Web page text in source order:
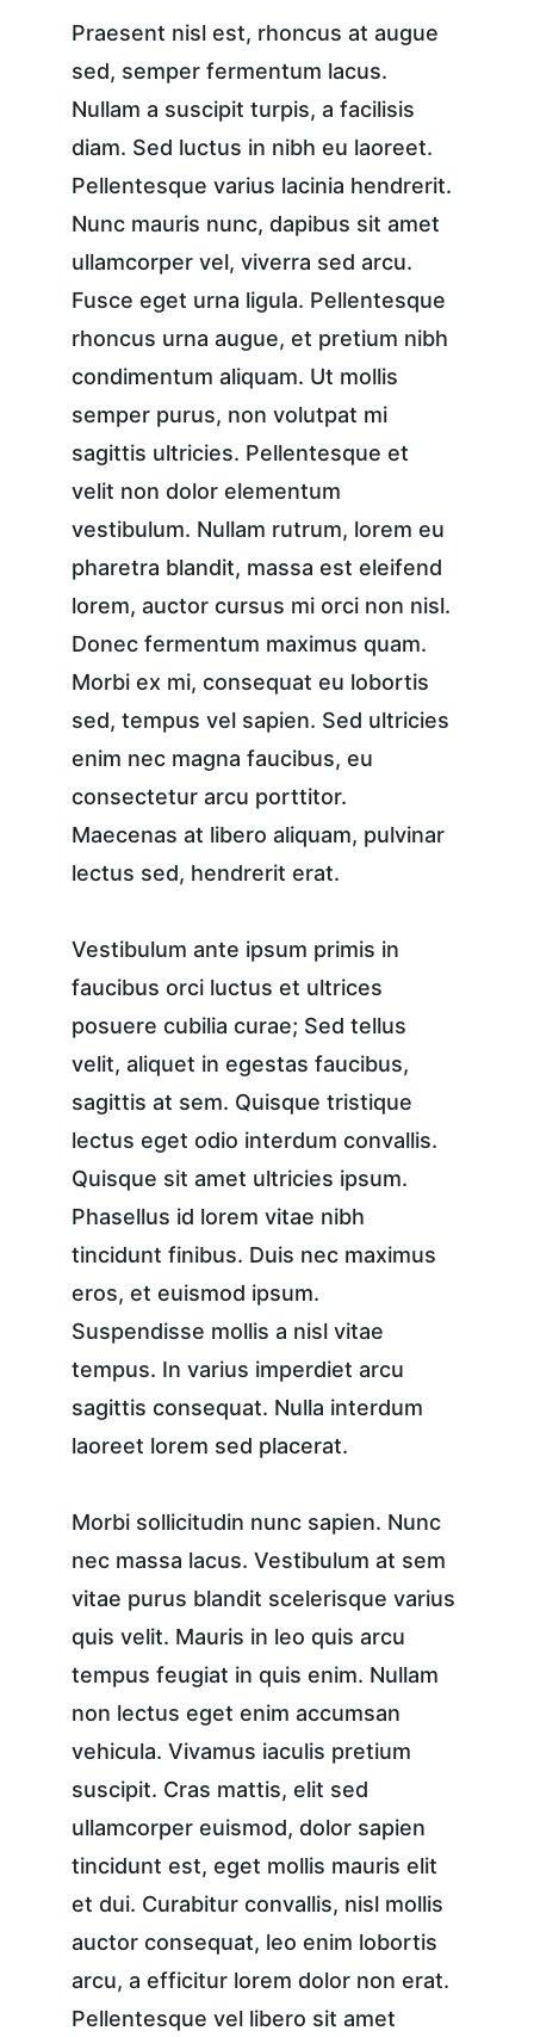
Praesent nisl est, rhoncus at augue
sed, semper fermentum lacus.
Nullam a suscipit turpis, a facilisis
diam. Sed luctus in nibh eu laoreet.
Pellentesque varius lacinia hendrerit.
Nunc mauris nunc, dapibus sit amet
ullamcorper vel, viverra sed arcu.
Fusce eget urna ligula. Pellentesque
rhoncus urna augue, et pretium nibh
condimentum aliquam. Ut mollis
semper purus, non volutpat mi
sagittis ultricies. Pellentesque et
velit non dolor elementum
vestibulum. Nullam rutrum, lorem eu
pharetra blandit, massa est eleifend
lorem, auctor cursus mi orci non nisl.
Donec fermentum maximus quam.
Morbi ex mi, consequat eu lobortis
sed, tempus vel sapien. Sed ultricies
enim nec magna faucibus, eu
consectetur arcu porttitor.
Maecenas at libero aliquam, pulvinar
lectus sed, hendrerit erat.
Vestibulum ante ipsum primis in
faucibus orci luctus et ultrices
posuere cubilia curae; Sed tellus
velit, aliquet in egestas faucibus,
sagittis at sem. Quisque tristique
lectus eget odio interdum convallis.
Quisque sit amet ultricies ipsum.
Phasellus id lorem vitae nibh
tincidunt finibus. Duis nec maximus
eros, et euismod ipsum.
Suspendisse mollis a nisl vitae
tempus. In varius imperdiet arcu
sagittis consequat. Nulla interdum
laoreet lorem sed placerat.
Morbi sollicitudin nunc sapien. Nunc
nec massa lacus. Vestibulum at sem
vitae purus blandit scelerisque varius
quis velit. Mauris in leo quis arcu
tempus feugiat in quis enim. Nullam
non lectus eget enim accumsan
vehicula. Vivamus iaculis pretium
suscipit. Cras mattis, elit sed
ullamcorper euismod, dolor sapien
tincidunt est, eget mollis mauris elit
et dui. Curabitur convallis, nisl mollis
auctor consequat, leo enim lobortis
arcu, a efficitur lorem dolor non erat.
Pellentesque vel libero sit amet